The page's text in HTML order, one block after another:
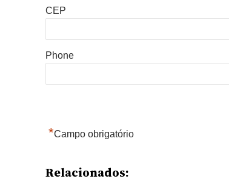
CEP
Phone
*Campo obrigatório
Relacionados: